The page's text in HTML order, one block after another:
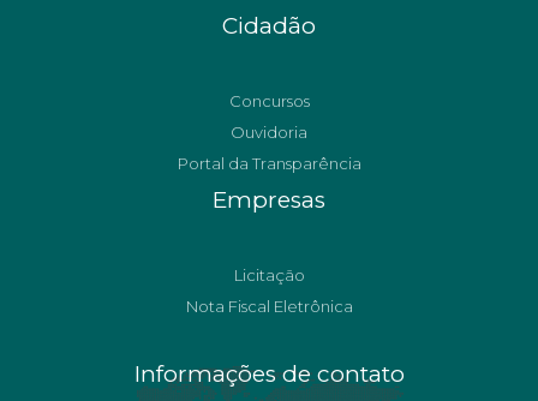
Cidadão
Concursos
Ouvidoria
Portal da Transparência
Empresas
Licitação
Nota Fiscal Eletrônica
Informações de contato